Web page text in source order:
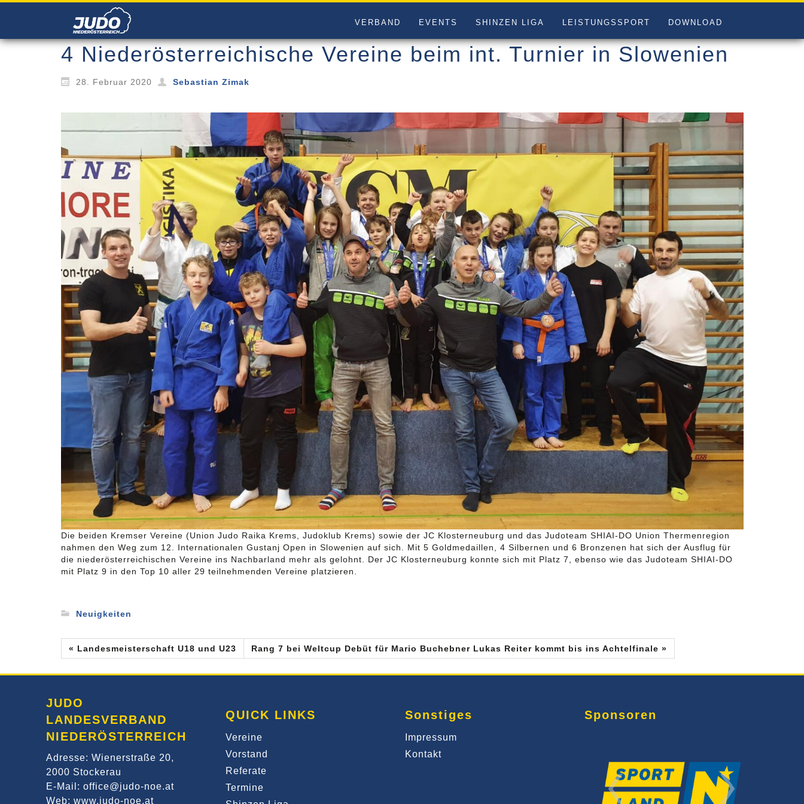
VERBAND EVENTS SHINZEN LIGA LEISTUNGSSPORT DOWNLOAD
4 Niederösterreichische Vereine beim int. Turnier in Slowenien
28. Februar 2020 Sebastian Zimak
Die beiden Kremser Vereine (Union Judo Raika Krems, Judoklub Krems) sowie der JC Klosterneuburg und das Judoteam SHIAI-DO Union Thermenregion
nahmen den Weg zum 12. Internationalen Gustanj Open in Slowenien auf sich. Mit 5 Goldmedaillen, 4 Silbernen und 6 Bronzenen hat sich der Ausflug für
die niederösterreichischen Vereine ins Nachbarland mehr als gelohnt. Der JC Klosterneuburg konnte sich mit Platz 7, ebenso wie das Judoteam SHIAI-DO
mit Platz 9 in den Top 10 aller 29 teilnehmenden Vereine platzieren.
Neuigkeiten
« Landesmeisterschaft U18 und U23 Rang 7 bei Weltcup Debüt für Mario Buchebner Lukas Reiter kommt bis ins Achtelfinale »
JUDO
LANDESVERBAND
NIEDERÖSTERREICH
Adresse: Wienerstraße 20,
2000 Stockerau
E-Mail: office@judo-noe.at
Web: www.judo-noe.at
QUICK LINKS
Vereine
Vorstand
Referate
Termine
Sonstiges
Impressum
Kontakt
Sponsoren